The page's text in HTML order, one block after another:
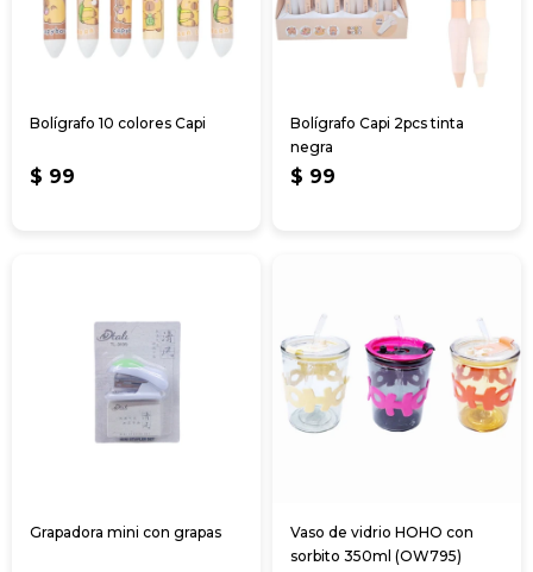
Bolígrafo 10 colores Capi
$ 99
Bolígrafo Capi 2pcs tinta
negra
$ 99
Grapadora mini con grapas
Vaso de vidrio HOHO con
sorbito 350ml (OW795)